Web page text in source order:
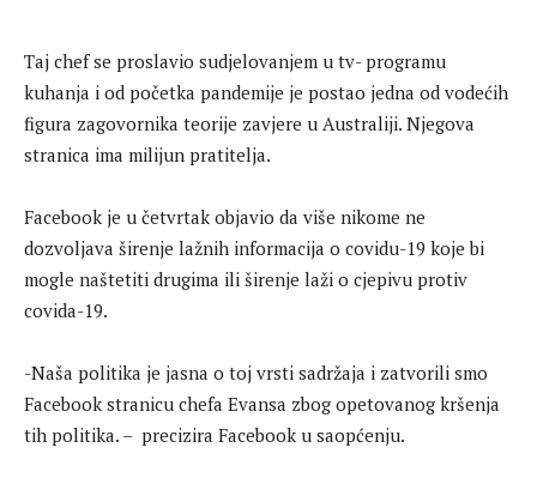
Taj chef se proslavio sudjelovanjem u tv- programu
kuhanja i od početka pandemije je postao jedna od vodećih
figura zagovornika teorije zavjere u Australiji. Njegova
stranica ima milijun pratitelja.
Facebook je u četvrtak objavio da više nikome ne
dozvoljava širenje lažnih informacija o covidu-19 koje bi
mogle naštetiti drugima ili širenje laži o cjepivu protiv
covida-19.
-Naša politika je jasna o toj vrsti sadržaja i zatvorili smo
Facebook stranicu chefa Evansa zbog opetovanog kršenja
tih politika. – precizira Facebook u saopćenju.